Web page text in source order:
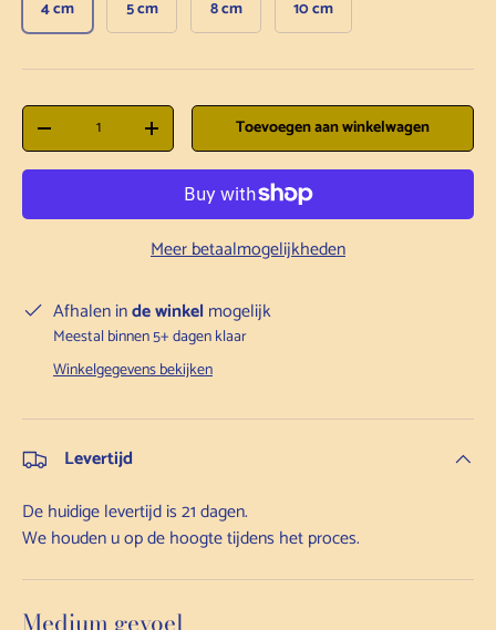
4 cm
5 cm 8 cm 10 cm
Aantal
Hoeveelheid verlagenHoeveelheid verhogenToevoegen aan winkelwagen
Meer betaalmogelijkheden
Afhalen inde winkel mogelijk
Meestal binnen 5+ dagen klaar
Winkelgegevens bekijken
Levertijd
De huidige levertijd is 21 dagen.
We houden u op de hoogte tijdens het proces.
Medium gevoel